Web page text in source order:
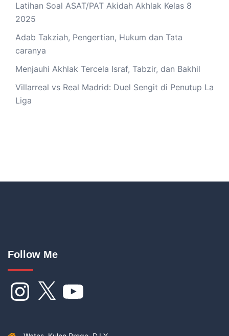
Latihan Soal ASAT/PAT Akidah Akhlak Kelas 8
2025
Adab Takziah, Pengertian, Hukum dan Tata
caranya
Menjauhi Akhlak Tercela Israf, Tabzir, dan Bakhil
Villarreal vs Real Madrid: Duel Sengit di Penutup La
Liga
Follow Me
Instagram